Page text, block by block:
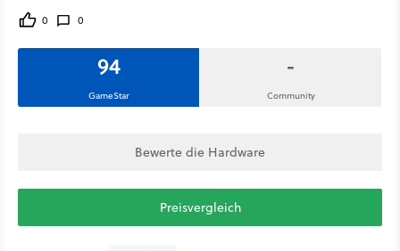
0 0
94
GameStar
-
Community
Bewerte die Hardware
Preisvergleich